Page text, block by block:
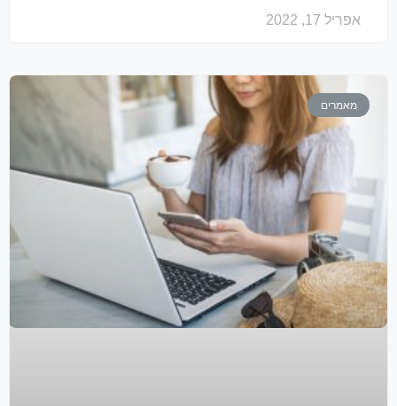
אפריל 17, 2022
מאמרים